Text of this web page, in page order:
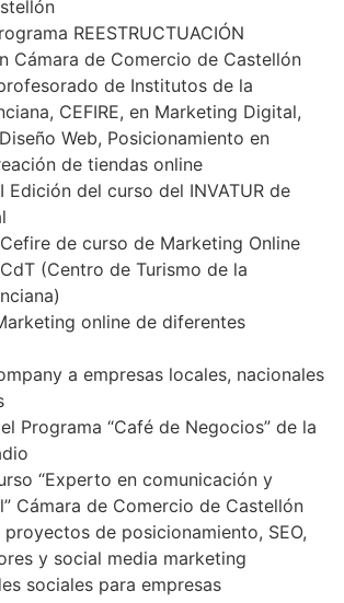
REESTRUCTUACIÓN
Cámara de Comercio de Castellón
de Institutos de la
CEFIRE, en Marketing Digital,
Web, Posicionamiento en
de tiendas online
Edición del curso del INVATUR de
de curso de Marketing Online
(Centro de Turismo de la
online de diferentes
a empresas locales, nacionales
Programa “Café de Negocios” de la
“Experto en comunicación y
Cámara de Comercio de Castellón
proyectos de posicionamiento, SEO,
y social media marketing
sociales para empresas